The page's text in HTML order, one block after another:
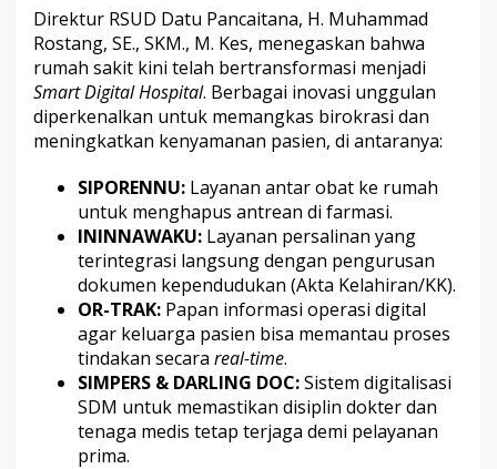
e
n
g
a
n
M
s
k
n
y
R
S
U
D
D
a
t
u
P
Direktur RSUD Datu Pancaitana, H. Muhammad
Rostang, SE., SKM., M. Kes, menegaskan bahwa
rumah sakit kini telah bertransformasi menjadi
Smart Digital Hospital. Berbagai inovasi unggulan
diperkenalkan untuk memangkas birokrasi dan
meningkatkan kenyamanan pasien, di antaranya:
SIPORENNU: Layanan antar obat ke rumah
untuk menghapus antrean di farmasi.
ININNAWAKU: Layanan persalinan yang
terintegrasi langsung dengan pengurusan
dokumen kependudukan (Akta Kelahiran/KK).
OR-TRAK: Papan informasi operasi digital
agar keluarga pasien bisa memantau proses
tindakan secara real-time.
SIMPERS & DARLING DOC:Sistem digitalisasi
SDM untuk memastikan disiplin dokter dan
tenaga medis tetap terjaga demi pelayanan
prima.